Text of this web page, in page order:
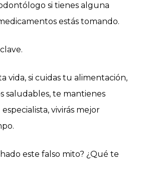
si tienes alguna
estás tomando.
vida, si cuidas tu alimentación,
saludables, te mantienes
vivirás mejor
este falso mito? ¿Qué te